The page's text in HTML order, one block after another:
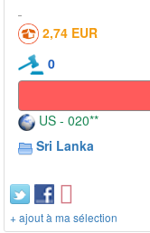
2,74 EUR
0
US - 020**
Sri Lanka
+ ajout à ma sélection